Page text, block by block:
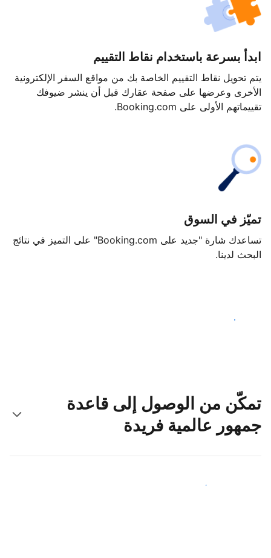
ابدأ بسرعة باستخدام نقاط التقييم
يتم تحويل نقاط التقييم الخاصة بك من مواقع السفر الإلكترونية
الأخرى وعرضها على صفحة عقارك قبل أن ينشر ضيوفك
تقييماتهم الأولى على Booking.com.
تميّز في السوق
تساعدك شارة "جديد على Booking.com" على التميز في نتائج
البحث لدينا.
ابدأ اليوم
تمكّن من الوصول إلى قاعدة
جمهور عالمية فريدة
اجذب ضيوف جدد اليوم